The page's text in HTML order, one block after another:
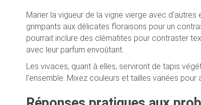
Marier la vigueur de la vigne vierge avec
grimpants aux délicates floraisons pour un
pourrait inclure des clématites pour contraster
avec leur parfum envoûtant.
Les vivaces, quant à elles, serviront de tapis
l’ensemble. Mixez couleurs et tailles variées